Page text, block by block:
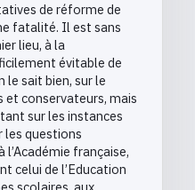
de réforme de
fatalité. Il est sans
lieu, à la
évitable de
sait bien, sur le
conservateurs, mais
sur les instances
questions
française,
celui de l’Education